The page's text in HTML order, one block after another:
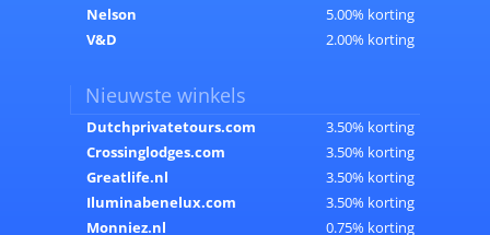
Nelson
5.00% korting
V&D
2.00% korting
Nieuwste winkels
Dutchprivatetours.com
3.50% korting
Crossinglodges.com
3.50% korting
Greatlife.nl
3.50% korting
Iluminabenelux.com
3.50% korting
Monniez.nl
0.75% korting